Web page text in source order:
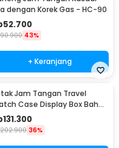
dengan Korek Gas - HC-90
52.700
90.900 43%
+ Keranjang
Jam Tangan Travel
Case Display Box Bahan
8 Grid - L-001
131.300
202.900 36%